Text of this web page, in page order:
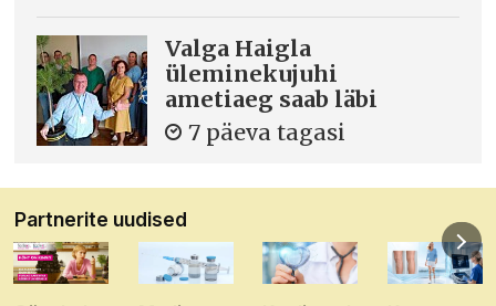
Valga Haigla
üleminekujuhi
ametiaeg saab läbi
7 päeva tagasi
Partnerite uudised